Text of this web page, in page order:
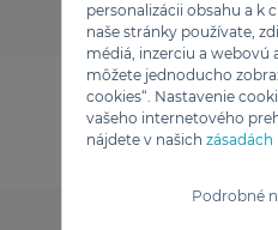
personalizácii obsahu a k
naše stránky používate,
médiá, inzerciu a webovú
môžete jednoducho
cookies“. Nastavenie
vašeho internetového
nájdete v našich
Podrobné